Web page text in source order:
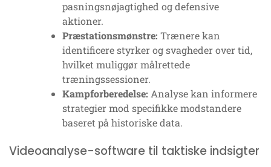
pasningsnøjagtighed og defensive
aktioner.
Præstationsmønstre: Trænere kan
identificere styrker og svagheder over tid,
hvilket muliggør målrettede
træningssessioner.
Kampforberedelse: Analyse kan informere
strategier mod specifikke modstandere
baseret på historiske data.
Videoanalyse-software til taktiske indsigter